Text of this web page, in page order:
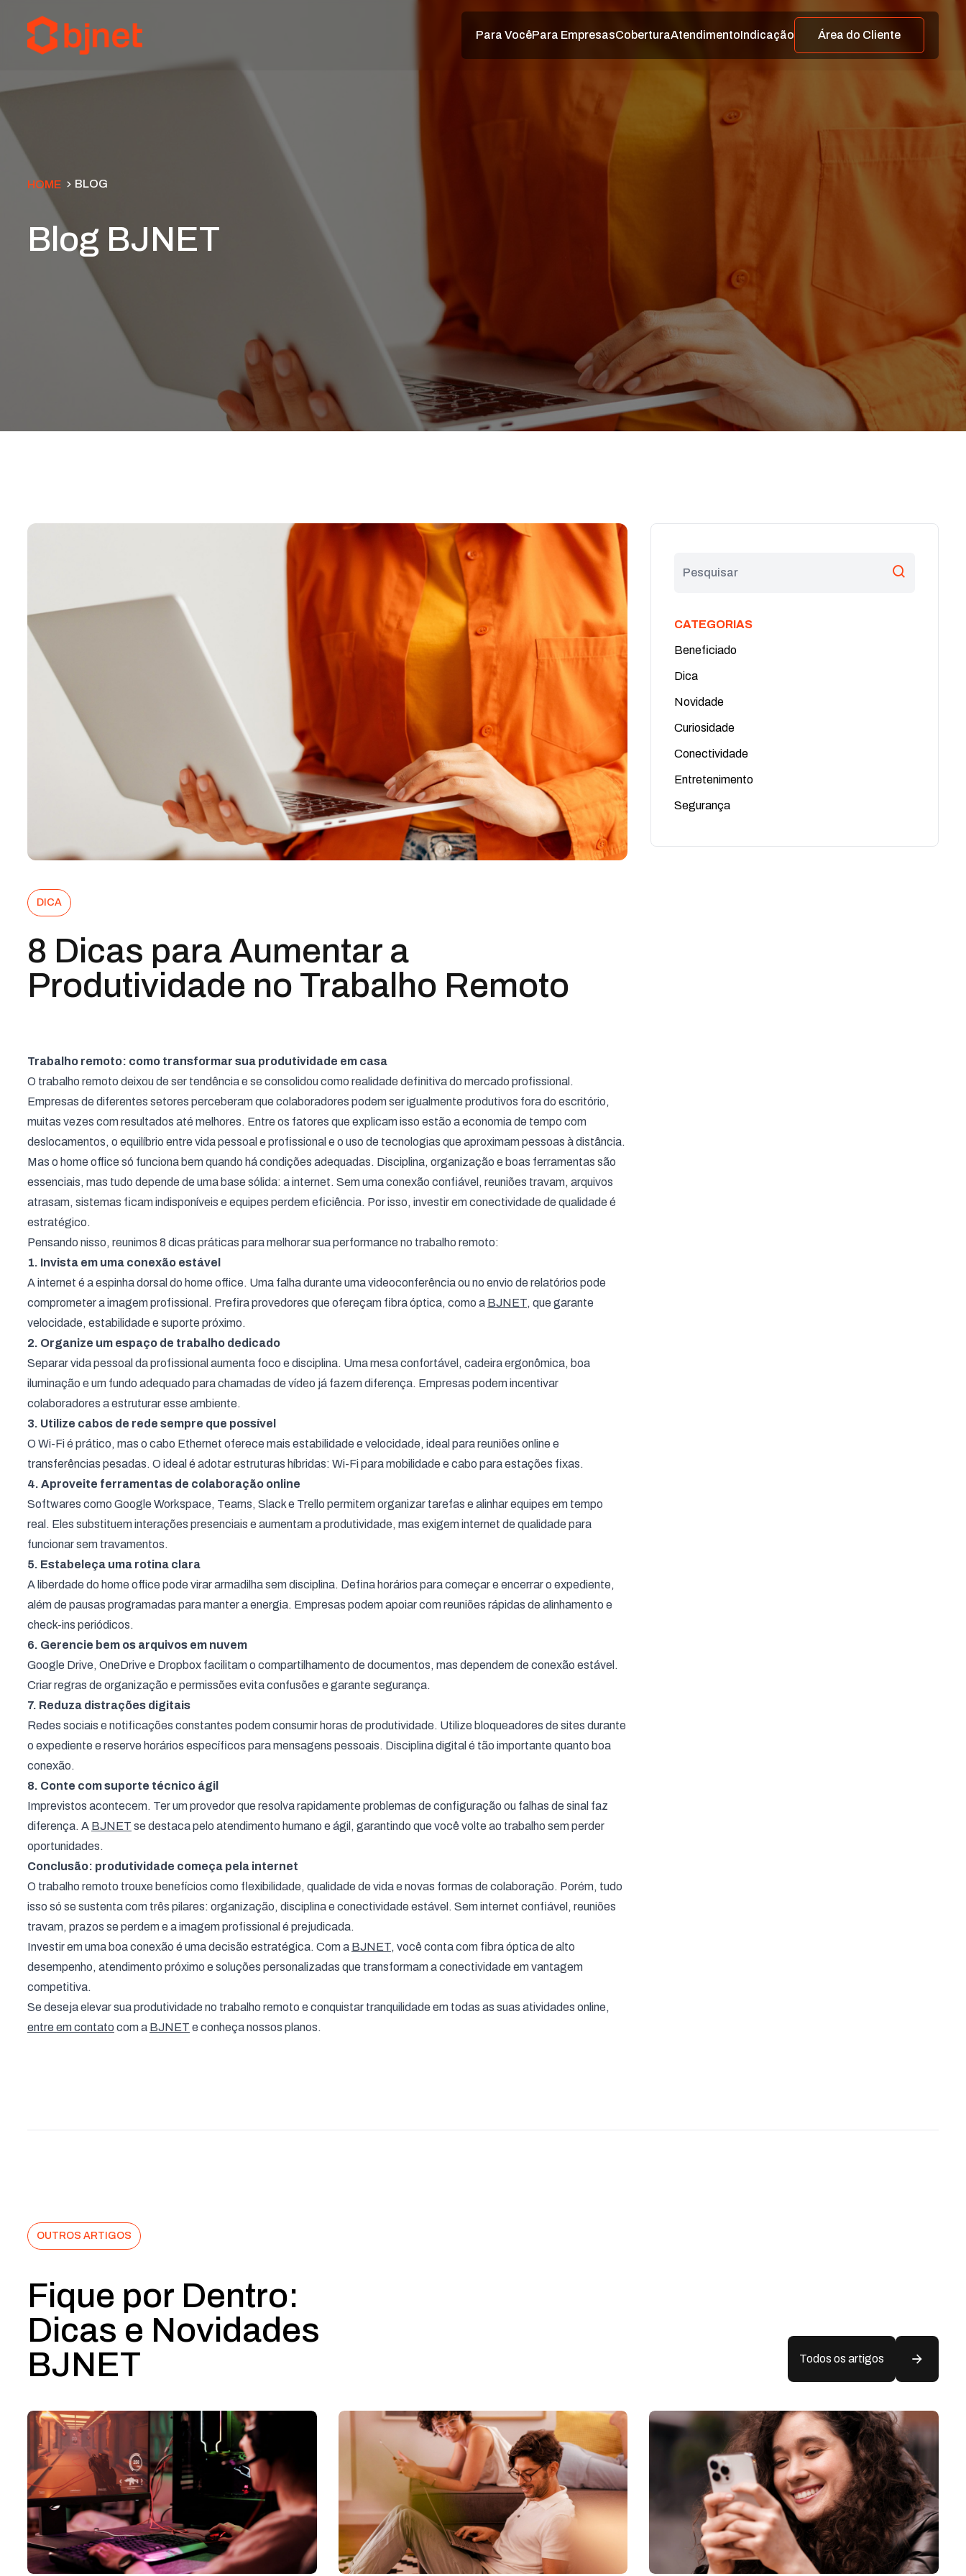
Para VocêPara EmpresasCoberturaAtendimentoIndicação Área do Cliente
HOME BLOG
Blog BJNET
DICA
8 Dicas para Aumentar a
Produtividade no Trabalho Remoto
Trabalho remoto: como transformar sua produtividade em casa
O trabalho remoto deixou de ser tendência e se consolidou como realidade definitiva do mercado profissional.
Empresas de diferentes setores perceberam que colaboradores podem ser igualmente produtivos fora do escritório,
muitas vezes com resultados até melhores. Entre os fatores que explicam isso estão a economia de tempo com
deslocamentos, o equilíbrio entre vida pessoal e profissional e o uso de tecnologias que aproximam pessoas à distância.
Mas o home office só funciona bem quando há condições adequadas. Disciplina, organização e boas ferramentas são
essenciais, mas tudo depende de uma base sólida: a internet. Sem uma conexão confiável, reuniões travam, arquivos
atrasam, sistemas ficam indisponíveis e equipes perdem eficiência. Por isso, investir em conectividade de qualidade é
estratégico.
Pensando nisso, reunimos 8 dicas práticas para melhorar sua performance no trabalho remoto:
1. Invista em uma conexão estável
A internet é a espinha dorsal do home office. Uma falha durante uma videoconferência ou no envio de relatórios pode
comprometer a imagem profissional. Prefira provedores que ofereçam fibra óptica, como a BJNET, que garante
velocidade, estabilidade e suporte próximo.
2. Organize um espaço de trabalho dedicado
Separar vida pessoal da profissional aumenta foco e disciplina. Uma mesa confortável, cadeira ergonômica, boa
iluminação e um fundo adequado para chamadas de vídeo já fazem diferença. Empresas podem incentivar
colaboradores a estruturar esse ambiente.
3. Utilize cabos de rede sempre que possível
O Wi-Fi é prático, mas o cabo Ethernet oferece mais estabilidade e velocidade, ideal para reuniões online e
transferências pesadas. O ideal é adotar estruturas híbridas: Wi-Fi para mobilidade e cabo para estações fixas.
4. Aproveite ferramentas de colaboração online
Softwares como Google Workspace, Teams, Slack e Trello permitem organizar tarefas e alinhar equipes em tempo
real. Eles substituem interações presenciais e aumentam a produtividade, mas exigem internet de qualidade para
funcionar sem travamentos.
5. Estabeleça uma rotina clara
A liberdade do home office pode virar armadilha sem disciplina. Defina horários para começar e encerrar o expediente,
além de pausas programadas para manter a energia. Empresas podem apoiar com reuniões rápidas de alinhamento e
check-ins periódicos.
6. Gerencie bem os arquivos em nuvem
Google Drive, OneDrive e Dropbox facilitam o compartilhamento de documentos, mas dependem de conexão estável.
Criar regras de organização e permissões evita confusões e garante segurança.
7. Reduza distrações digitais
Redes sociais e notificações constantes podem consumir horas de produtividade. Utilize bloqueadores de sites durante
o expediente e reserve horários específicos para mensagens pessoais. Disciplina digital é tão importante quanto boa
conexão.
8. Conte com suporte técnico ágil
Imprevistos acontecem. Ter um provedor que resolva rapidamente problemas de configuração ou falhas de sinal faz
diferença. A BJNET se destaca pelo atendimento humano e ágil, garantindo que você volte ao trabalho sem perder
oportunidades.
Conclusão: produtividade começa pela internet
O trabalho remoto trouxe benefícios como flexibilidade, qualidade de vida e novas formas de colaboração. Porém, tudo
isso só se sustenta com três pilares: organização, disciplina e conectividade estável. Sem internet confiável, reuniões
travam, prazos se perdem e a imagem profissional é prejudicada.
Investir em uma boa conexão é uma decisão estratégica. Com a BJNET, você conta com fibra óptica de alto
desempenho, atendimento próximo e soluções personalizadas que transformam a conectividade em vantagem
competitiva.
Se deseja elevar sua produtividade no trabalho remoto e conquistar tranquilidade em todas as suas atividades online,
entre em contato com a BJNET e conheça nossos planos.
CATEGORIAS
Beneficiado
Dica
Novidade
Curiosidade
Conectividade
Entretenimento
Segurança
OUTROS ARTIGOS
Fique por Dentro:
Dicas e Novidades
BJNET
Todos os artigos